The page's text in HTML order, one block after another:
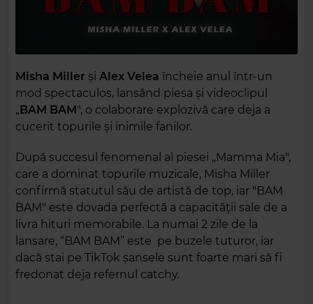
Misha Miller și Alex Velea încheie anul într-un
mod spectaculos, lansând piesa și videoclipul
„BAM BAM", o colaborare explozivă care deja a
cucerit topurile și inimile fanilor.
După succesul fenomenal al piesei „Mamma Mia",
care a dominat topurile muzicale, Misha Miller
confirmă statutul său de artistă de top, iar "BAM
BAM" este dovada perfectă a capacității sale de a
livra hituri memorabile. La numai 2 zile de la
lansare, “BAM BAM” este pe buzele tuturor, iar
dacă stai pe TikTok șansele sunt foarte mari să fi
fredonat deja refernul catchy.